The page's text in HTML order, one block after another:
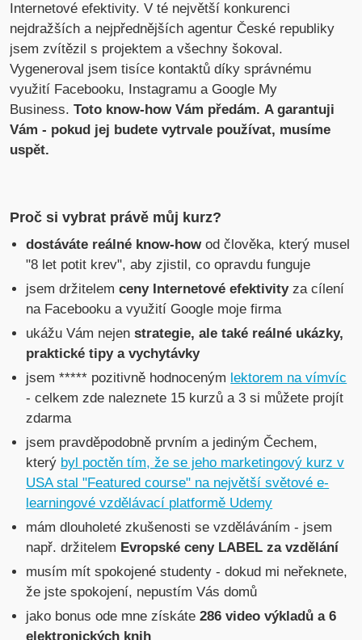
Internetové efektivity. V té největší konkurenci
nejdražších a nejpřednějších agentur České republiky
jsem zvítězil s projektem a všechny šokoval.
Vygeneroval jsem tisíce kontaktů díky správnému
využití Facebooku, Instagramu a Google My
Business.Toto know-how Vám předám. A garantuji
Vám - pokud jej budete vytrvale používat, musíme
uspět.
Proč si vybrat právě můj kurz?
dostáváte reálné know-howod člověka, který musel
"8 let potit krev", aby zjistil, co opravdu funguje
jsem držitelemceny Internetové efektivityza cílení
na Facebooku a využití Google moje firma
ukážu Vám nejenstrategie, ale také reálné ukázky,
praktické tipy a vychytávky
jsem ***** pozitivně hodnoceným lektorem na vímvíc
- celkem zde naleznete 15 kurzů a 3 si můžete projít
zdarma
jsem pravděpodobně prvním a jediným Čechem,
který byl poctěn tím, že se jeho marketingový kurz v
USA stal "Featured course" na největší světové e-
learningové vzdělávací platformě Udemy
mám dlouholeté zkušenosti se vzděláváním - jsem
např. držitelem Evropské ceny LABEL za vzdělání
musím mít spokojené studenty - dokud mi neřeknete,
že jste spokojení, nepustím Vás domů
jako bonus ode mne získáte286 video výkladů a 6
elektronických knih